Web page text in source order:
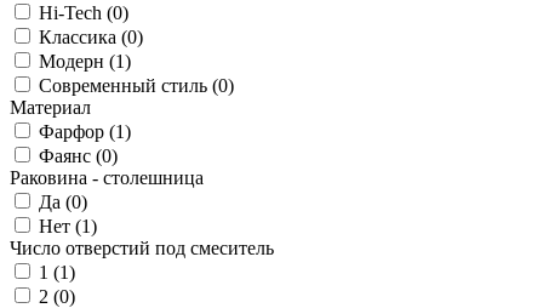
Hi-Tech (0)
Классика (0)
Модерн (1)
Современный стиль (0)
Материал
Фарфор (1)
Фаянс (0)
Раковина - столешница
Да (0)
Нет (1)
Число отверстий под смеситель
1 (1)
2 (0)